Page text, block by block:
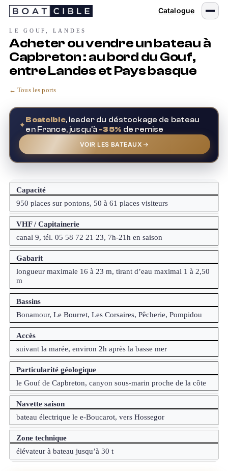
Passer
Catalogue
LE GOUF, LANDES
Acheter ou vendre un bateau à
Capbreton : au bord du Gouf,
entre Landes et Pays basque
← Tous les ports
✦
Boatcible, leader du déstockage de bateau
en France, jusqu'à -35% de remise
VOIR LES BATEAUX
Capacité
950 places sur pontons, 50 à 61 places visiteurs
VHF / Capitainerie
canal 9, tél. 05 58 72 21 23, 7h-21h en saison
Gabarit
longueur maximale 16 à 23 m, tirant d’eau maximal 1 à 2,50
m
Bassins
Bonamour, Le Bourret, Les Corsaires, Pêcherie, Pompidou
Accès
suivant la marée, environ 2h après la basse mer
Particularité géologique
le Gouf de Capbreton, canyon sous-marin proche de la côte
Navette saison
bateau électrique le e-Boucarot, vers Hossegor
Zone technique
élévateur à bateau jusqu’à 30 t